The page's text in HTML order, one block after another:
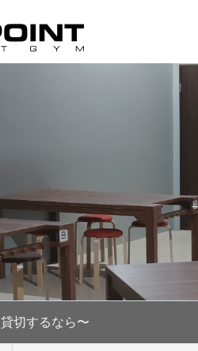
貸切するなら〜